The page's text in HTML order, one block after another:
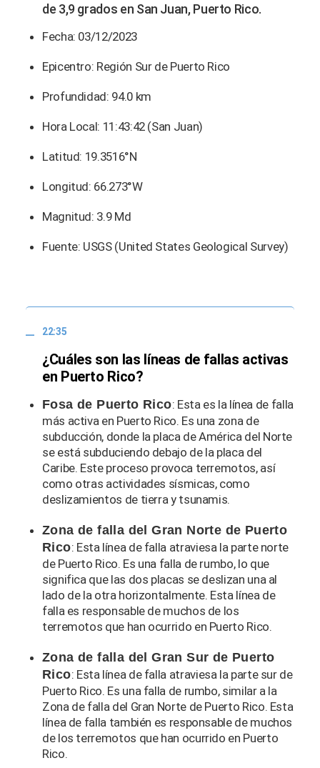
de 3,9 grados en San Juan, Puerto Rico.
Fecha: 03/12/2023
Epicentro: Región Sur de Puerto Rico
Profundidad: 94.0 km
Hora Local: 11:43:42 (San Juan)
Latitud: 19.3516°N
Longitud: 66.273°W
Magnitud: 3.9 Md
Fuente: USGS (United States Geological Survey)
22:35
¿Cuáles son las líneas de fallas activas
en Puerto Rico?
Fosa de Puerto Rico: Esta es la línea de falla
más activa en Puerto Rico. Es una zona de
subducción, donde la placa de América del Norte
se está subduciendo debajo de la placa del
Caribe. Este proceso provoca terremotos, así
como otras actividades sísmicas, como
deslizamientos de tierra y tsunamis.
Zona de falla del Gran Norte de Puerto
Rico: Esta línea de falla atraviesa la parte norte
de Puerto Rico. Es una falla de rumbo, lo que
significa que las dos placas se deslizan una al
lado de la otra horizontalmente. Esta línea de
falla es responsable de muchos de los
terremotos que han ocurrido en Puerto Rico.
Zona de falla del Gran Sur de Puerto
Rico: Esta línea de falla atraviesa la parte sur de
Puerto Rico. Es una falla de rumbo, similar a la
Zona de falla del Gran Norte de Puerto Rico. Esta
línea de falla también es responsable de muchos
de los terremotos que han ocurrido en Puerto
Rico.